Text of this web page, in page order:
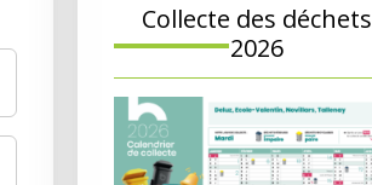
Collecte des déchets
2026